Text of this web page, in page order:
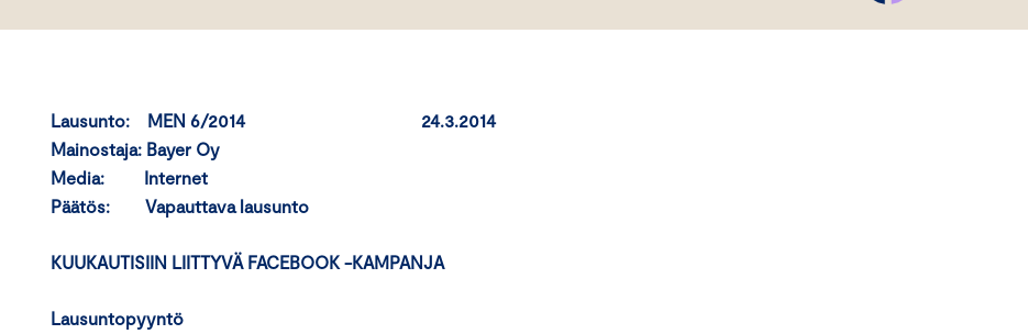
Lausunto: MEN 6/2014 24.3.2014
Mainostaja: Bayer Oy
Media: Internet
Päätös: Vapauttava lausunto
KUUKAUTISIIN LIITTYVÄ FACEBOOK -KAMPANJA
Lausuntopyyntö